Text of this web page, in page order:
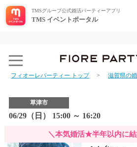
TMSグループ公式婚活パーティーアプリ
TMS イベントポータル
フィオーレパーティー トップ 滋賀県の
草津市
06/29（日） 15:00 ～ 16:20
＼本気婚活★半年以内に